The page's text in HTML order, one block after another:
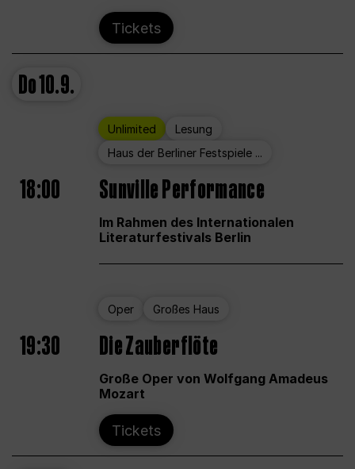
Tickets
Do10.9.
Unlimited
Lesung
Haus der Berliner Festspiele ...
18:00 Sunville Performance
Im Rahmen des Internationalen
Literaturfestivals Berlin
Oper Großes Haus
19:30 Die Zauberflöte
Große Oper von Wolfgang Amadeus
Mozart
Tickets